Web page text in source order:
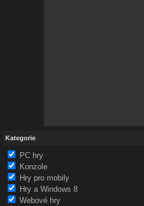
Kategorie
PC hry
Konzole
Hry pro mobily
Hry a Windows 8
Webové hry